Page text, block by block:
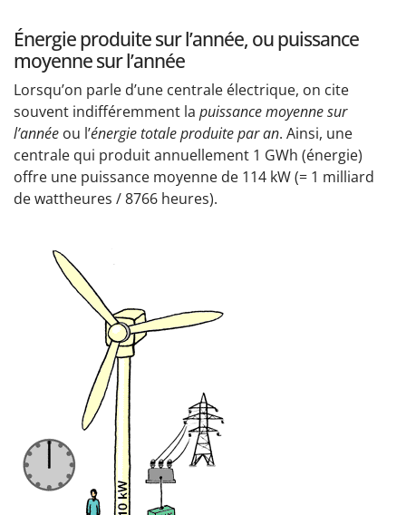
Énergie produite sur l’année, ou puissance
moyenne sur l’année
Lorsqu’on parle d’une centrale électrique, on cite
souvent indifféremment la puissance moyenne sur
l’année ou l’énergie totale produite par an. Ainsi, une
centrale qui produit annuellement 1 GWh (énergie)
offre une puissance moyenne de 114 kW (= 1 milliard
de wattheures / 8766 heures).